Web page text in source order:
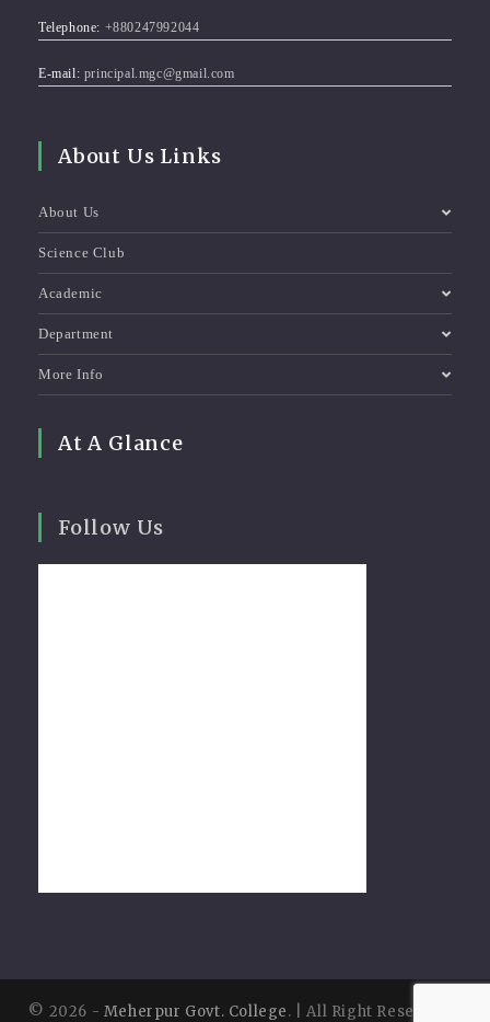
Telephone: +880247992044
E-mail: principal.mgc@gmail.com
About Us Links
About Us
Science Club
Academic
Department
More Info
At A Glance
Follow Us
© 2026 - Meherpur Govt. College. | All Right Reserved |